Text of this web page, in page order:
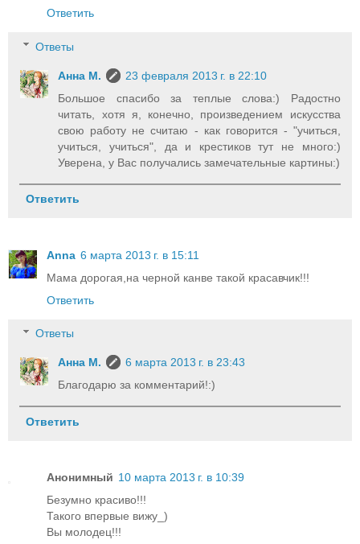
Ответить
Ответы
Анна М.
23 февраля 2013 г. в 22:10
Большое спасибо за теплые слова:) Радостно
читать, хотя я, конечно, произведением искусства
свою работу не считаю - как говорится - "учиться,
учиться, учиться", да и крестиков тут не много:)
Уверена, у Вас получались замечательные картины:)
Ответить
Anna 6 марта 2013 г. в 15:11
Мама дорогая,на черной канве такой красавчик!!!
Ответить
Ответы
Анна М.
6 марта 2013 г. в 23:43
Благодарю за комментарий!:)
Ответить
Анонимный 10 марта 2013 г. в 10:39
Безумно красиво!!!
Такого впервые вижу_)
Вы молодец!!!